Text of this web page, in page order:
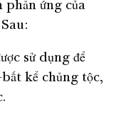
ứng của
sử dụng để
kể chủng tộc,